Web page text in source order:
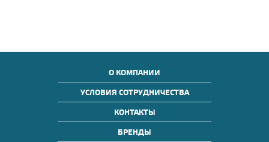
О КОМПАНИИ
УСЛОВИЯ СОТРУДНИЧЕСТВА
КОНТАКТЫ
БРЕНДЫ